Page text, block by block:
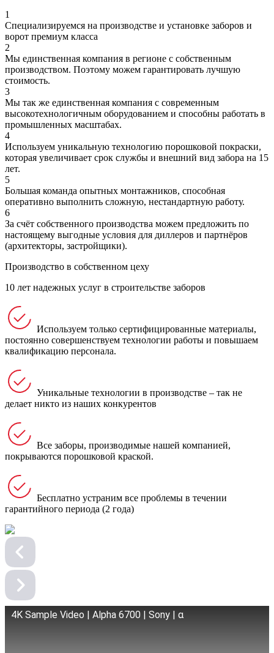
1
Специализируемся на производстве и установке заборов и
ворот премиум класса
2
Мы единственная компания в регионе с собственным
производством. Поэтому можем гарантировать лучшую
стоимость.
3
Мы так же единственная компания с современным
высокотехнологичным оборудованием и способны работать в
промышленных масштабах.
4
Используем уникальную технологию порошковой покраски,
которая увеличивает срок службы и внешний вид забора на 15
лет.
5
Большая команда опытных монтажников, способная
оперативно выполнить сложную, нестандартную работу.
6
За счёт собственного производства можем предложить по
настоящему выгодные условия для диллеров и партнёров
(архитекторы, застройщики).
Производство в собственном цеху
10 лет надежных услуг в строительстве заборов
Используем только сертифицированные материалы,
постоянно совершенствуем технологии работы и повышаем
квалификацию персонала.
Уникальные технологии в производстве – так не
делает никто из наших конкурентов
Все заборы, производимые нашей компанией,
покрываются порошковой краской.
Бесплатно устраним все проблемы в течении
гарантийного периода (2 года)
4K Sample Video | Alpha 6700 | Sony | α